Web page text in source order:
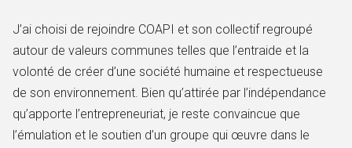
J’ai choisi de rejoindre COAPI et son collectif regroupé
autour de valeurs communes telles que l’entraide et la
volonté de créer d’une société humaine et respectueuse
de son environnement. Bien qu’attirée par l’indépendance
qu’apporte l’entrepreneuriat, je reste convaincue que
l’émulation et le soutien d’un groupe qui œuvre dans le